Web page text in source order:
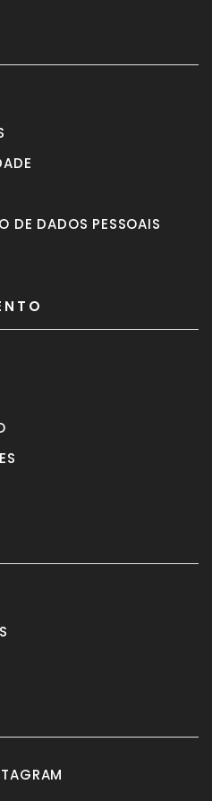
DE DADOS PESSOAIS